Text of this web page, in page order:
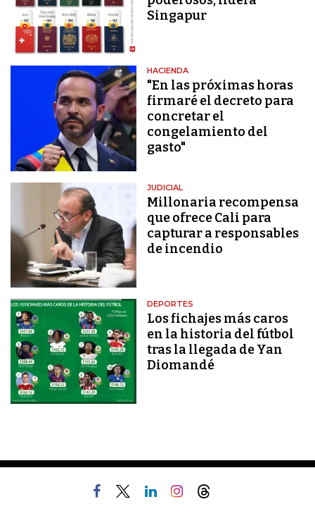
Singapur
HACIENDA
"En las próximas horas
firmaré el decreto para
concretar el
congelamiento del
gasto"
JUDICIAL
Millonaria recompensa
que ofrece Cali para
capturar a responsables
de incendio
DEPORTES
Los fichajes más caros
en la historia del fútbol
tras la llegada de Yan
Diomandé